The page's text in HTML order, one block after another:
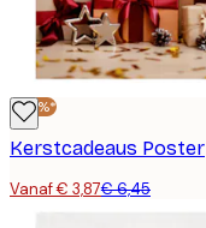
-40%*
Kerstcadeaus Poster
Vanaf € 3,87€ 6,45